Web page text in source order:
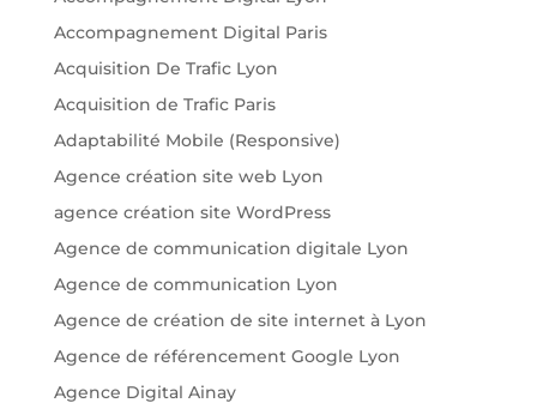
Accompagnement Digital Paris
Acquisition De Trafic Lyon
Acquisition de Trafic Paris
Adaptabilité Mobile (Responsive)
Agence création site web Lyon
agence création site WordPress
Agence de communication digitale Lyon
Agence de communication Lyon
Agence de création de site internet à Lyon
Agence de référencement Google Lyon
Agence Digital Ainay